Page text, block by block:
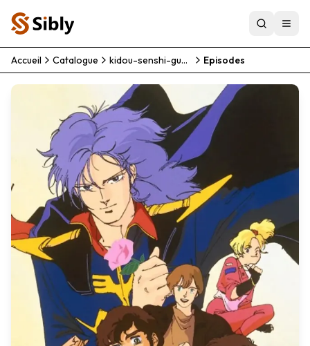
Accueil Catalogue kidou-senshi-gundam-zz Episodes